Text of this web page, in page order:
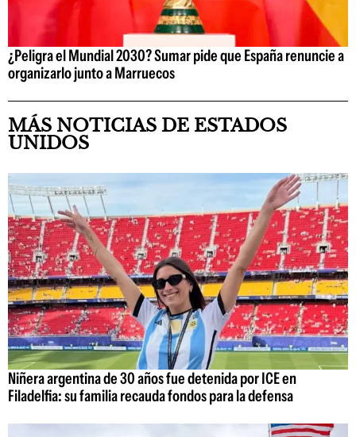
¿Peligra el Mundial 2030? Sumar pide que España renuncie a
organizarlo junto a Marruecos
MÁS NOTICIAS DE ESTADOS
UNIDOS
Niñera argentina de 30 años fue detenida por ICE en
Filadelfia: su familia recauda fondos para la defensa